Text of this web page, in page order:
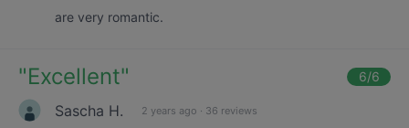
are very romantic.
"Excellent" 6/6
Sascha H. 2 years ago · 36 reviews